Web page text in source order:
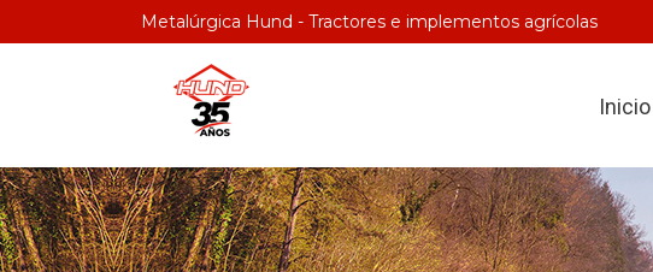
Metalúrgica Hund - Tractores e implementos agrícolas
Inicio